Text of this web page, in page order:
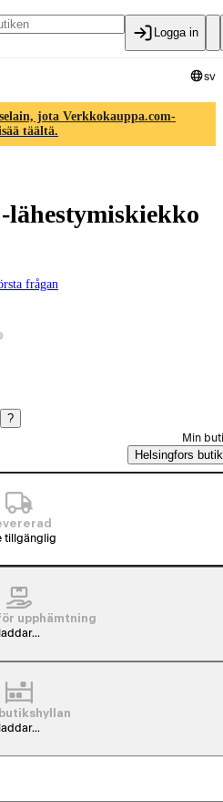
Logga in
sv
jota Verkkokauppa.com-
täältä.
lähestymiskiekko
frågan
1
2
produktbild 3
?
Min
Helsingfors butik
tillgänglig
upphämtning
laddar...
laddar...